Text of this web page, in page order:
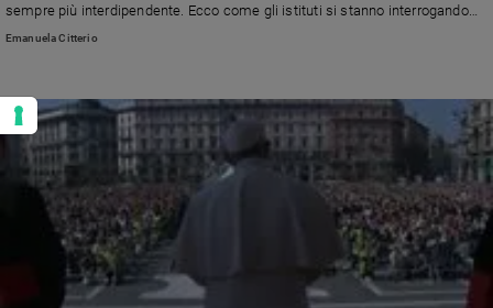
sempre più interdipendente. Ecco come gli istituti si stanno interrogando
sulle nuove esigenze della missione
Emanuela Citterio